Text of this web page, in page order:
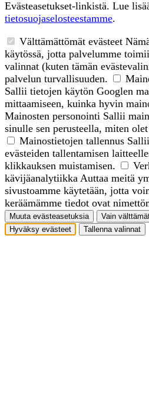
Evästeasetukset-linkistä. Lue
tietosuojaselosteestamme.
Välttämättömät evästeet
käytössä, jotta palvelumme
valinnat (kuten tämän
palvelun turvallisuuden.
Sallii tietojen käytön Googlen
mittaamiseen, kuinka hyvin
Mainosten personointi Sallii
sinulle sen perusteella, miten
Mainostietojen tallennus
evästeiden tallentamisen
klikkauksen muistamisen.
kävijäanalytiikka Auttaa meitä
sivustoamme käytetään, jotta
keräämämme tiedot ovat
Muuta evästeasetuksia
Vain
Hyväksy evästeet
Tallenna valinnat